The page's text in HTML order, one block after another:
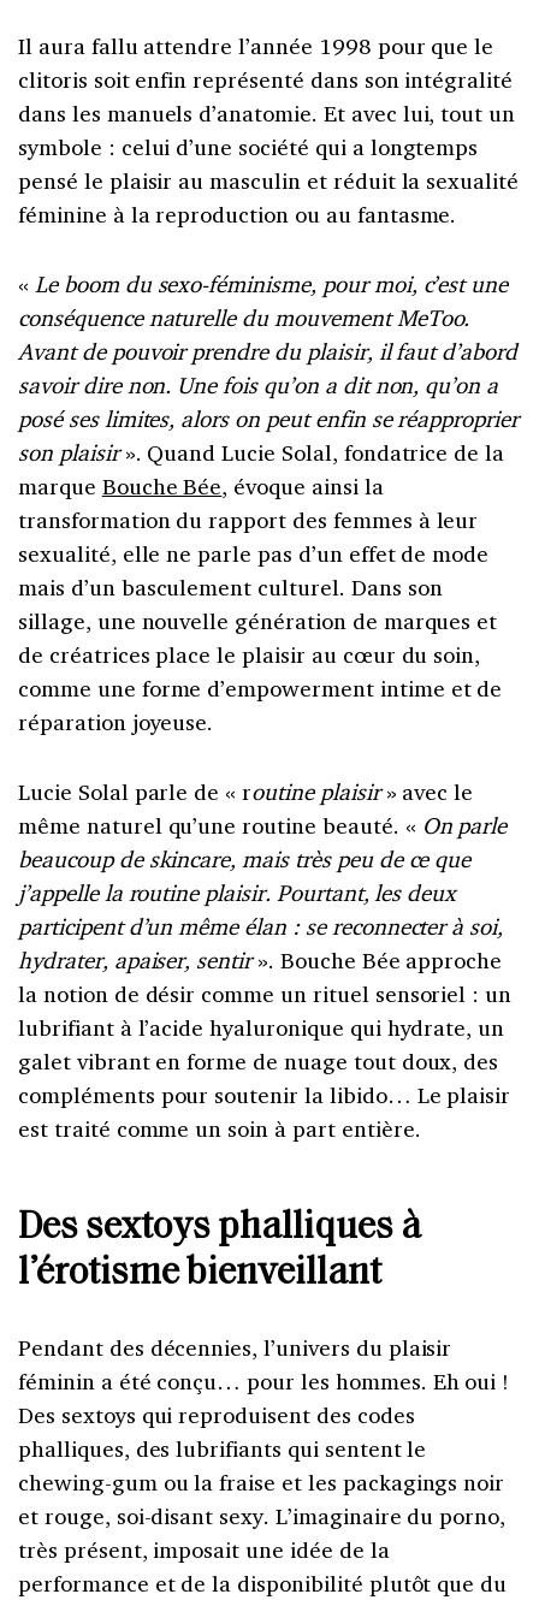
Il aura fallu attendre l’année 1998 pour que le
clitoris soit enfin représenté dans son intégralité
dans les manuels d’anatomie. Et avec lui, tout un
symbole : celui d’une société qui a longtemps
pensé le plaisir au masculin et réduit la sexualité
féminine à la reproduction ou au fantasme.
« Le boom du sexo-féminisme, pour moi, c’est une
conséquence naturelle du mouvement MeToo.
Avant de pouvoir prendre du plaisir, il faut d’abord
savoir dire non. Une fois qu’on a dit non, qu’on a
posé ses limites, alors on peut enfin se réapproprier
son plaisir». Quand Lucie Solal, fondatrice de la
marque Bouche Bée, évoque ainsi la
transformation du rapport des femmes à leur
sexualité, elle ne parle pas d’un effet de mode
mais d’un basculement culturel. Dans son
sillage, une nouvelle génération de marques et
de créatrices place le plaisir au cœur du soin,
comme une forme d’empowerment intime et de
réparation joyeuse.
Lucie Solal parle de « routine plaisir» avec le
même naturel qu’une routine beauté. « On parle
beaucoup de skincare, mais très peu de ce que
j’appelle la routine plaisir. Pourtant, les deux
participent d’un même élan : se reconnecter à soi,
hydrater, apaiser, sentir». Bouche Bée approche
la notion de désir comme un rituel sensoriel : un
lubrifiant à l’acide hyaluronique qui hydrate, un
galet vibrant en forme de nuage tout doux, des
compléments pour soutenir la libido… Le plaisir
est traité comme un soin à part entière.
Des sextoys phalliques à
l’érotisme bienveillant
Pendant des décennies, l’univers du plaisir
féminin a été conçu… pour les hommes. Eh oui !
Des sextoys qui reproduisent des codes
phalliques, des lubrifiants qui sentent le
chewing-gum ou la fraise et les packagings noir
et rouge, soi-disant sexy. L’imaginaire du porno,
très présent, imposait une idée de la
performance et de la disponibilité plutôt que du